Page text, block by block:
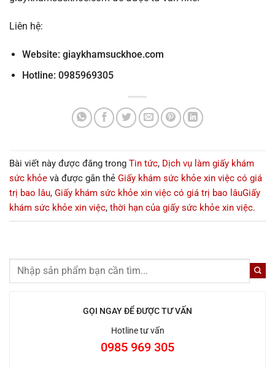
GỌI NGAY ĐỂ ĐƯỢC TƯ VẤN
Hotline tư vấn
0985 969 305
Liên hệ:
Website: giaykhamsuckhoe.com
Hotline: 0985969305
Bài viết này được đăng trong Tin tức, Dịch vụ làm giấy khám
sức khỏe và được gắn thẻ Giấy khám sức khỏe xin việc có giá
trị bao lâu, Giấy khám sức khỏe xin việc có giá trị bao lâuGiấy
khám sức khỏe xin việc, thời hạn của giấy sức khỏe xin việc.